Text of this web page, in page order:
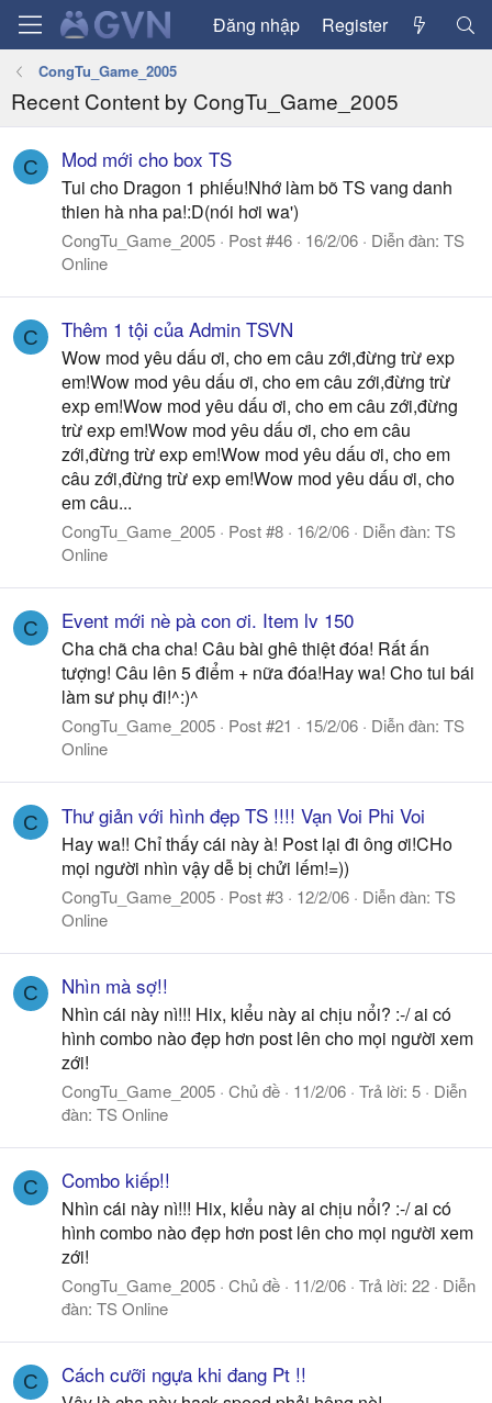
Đăng nhập Register
CongTu_Game_2005
Recent Content by CongTu_Game_2005
C Mod mới cho box TS
Tui cho Dragon 1 phiếu!Nhớ làm bõ TS vang danh
thien hà nha pa!:D(nói hơi wa')
CongTu_Game_2005 Post #46 16/2/06 Diễn đàn: TS
Online
C Thêm 1 tội của Admin TSVN
Wow mod yêu dấu ơi, cho em câu zới,đừng trừ exp
em!Wow mod yêu dấu ơi, cho em câu zới,đừng trừ
exp em!Wow mod yêu dấu ơi, cho em câu zới,đừng
trừ exp em!Wow mod yêu dấu ơi, cho em câu
zới,đừng trừ exp em!Wow mod yêu dấu ơi, cho em
câu zới,đừng trừ exp em!Wow mod yêu dấu ơi, cho
em câu...
CongTu_Game_2005 Post #8 16/2/06 Diễn đàn: TS
Online
C Event mới nè pà con ơi. Item lv 150
Cha chã cha cha! Câu bài ghê thiệt đóa! Rất ấn
tượng! Câu lên 5 điểm + nữa đóa!Hay wa! Cho tui bái
làm sư phụ đi!^:)^
CongTu_Game_2005 Post #21 15/2/06 Diễn đàn: TS
Online
C Thư giản với hình đẹp TS !!!! Vạn Voi Phi Voi
Hay wa!! Chỉ thấy cái này à! Post lại đi ông ơi!CHo
mọi người nhìn vậy dễ bị chửi lếm!=))
CongTu_Game_2005 Post #3 12/2/06 Diễn đàn: TS
Online
C Nhìn mà sợ!!
Nhìn cái này nì!!! Hix, kiểu này ai chịu nổi? :-/ ai có
hình combo nào đẹp hơn post lên cho mọi người xem
zới!
CongTu_Game_2005 Chủ đề 11/2/06 Trả lời: 5
Diễn
đàn: TS Online
C Combo kiếp!!
Nhìn cái này nì!!! Hix, kiểu này ai chịu nổi? :-/ ai có
hình combo nào đẹp hơn post lên cho mọi người xem
zới!
CongTu_Game_2005 Chủ đề 11/2/06 Trả lời: 22
Diễn
đàn: TS Online
C Cách cưỡi ngựa khi đang Pt !!